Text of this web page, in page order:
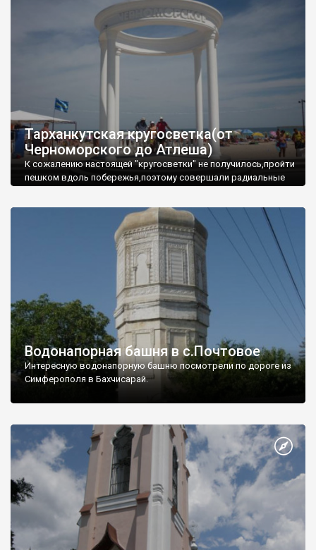
Тарханкутская кругосветка(от
Черноморского до Атлеша)
К сожалению настоящей "кругосветки" не получилось,пройти
пешком вдоль побережья,поэтому совершали радиальные
Водонапорная башня в с.Почтовое
Интересную водонапорную башню посмотрели по дороге из
Симферополя в Бахчисарай.